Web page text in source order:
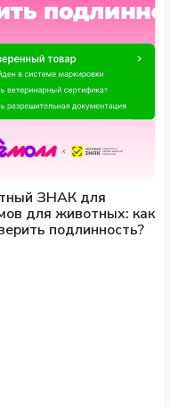
ЗНАК для
для животных: как
подлинность?